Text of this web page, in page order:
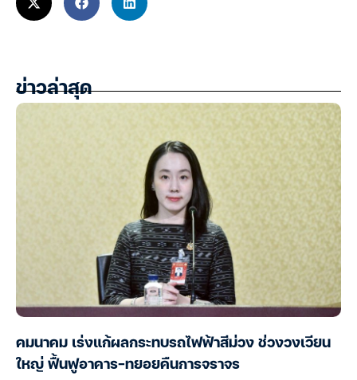
ข่าวล่าสุด
คมนาคม เร่งแก้ผลกระทบรถไฟฟ้าสีม่วง ช่วงวงเวียน
ใหญ่ ฟื้นฟูอาคาร-ทยอยคืนการจราจร